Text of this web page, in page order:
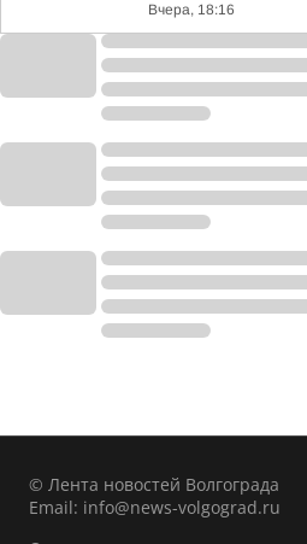
Вчера, 18:16
© Лента новостей Волгограда
Email: info@news-volgograd.ru